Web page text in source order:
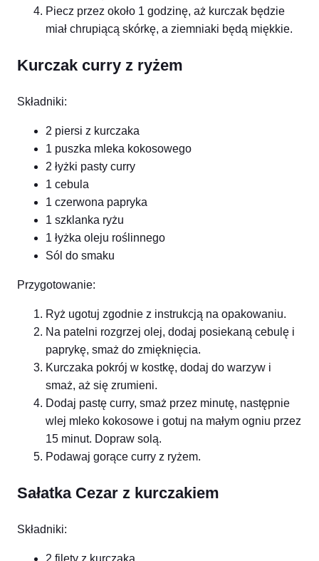
Piecz przez około 1 godzinę, aż kurczak będzie
miał chrupiącą skórkę, a ziemniaki będą miękkie.
Kurczak curry z ryżem
Składniki:
2 piersi z kurczaka
1 puszka mleka kokosowego
2 łyżki pasty curry
1 cebula
1 czerwona papryka
1 szklanka ryżu
1 łyżka oleju roślinnego
Sól do smaku
Przygotowanie:
Ryż ugotuj zgodnie z instrukcją na opakowaniu.
Na patelni rozgrzej olej, dodaj posiekaną cebulę i
paprykę, smaż do zmięknięcia.
Kurczaka pokrój w kostkę, dodaj do warzyw i
smaż, aż się zrumieni.
Dodaj pastę curry, smaż przez minutę, następnie
wlej mleko kokosowe i gotuj na małym ogniu przez
15 minut. Dopraw solą.
Podawaj gorące curry z ryżem.
Sałatka Cezar z kurczakiem
Składniki:
2 filety z kurczaka